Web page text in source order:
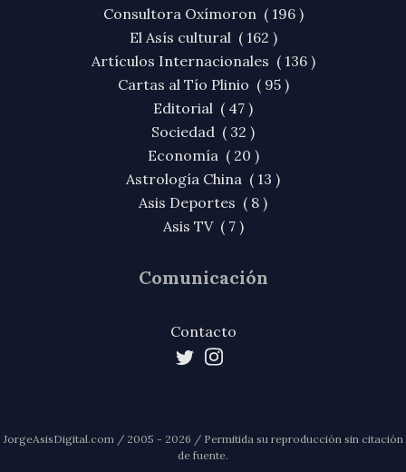
Consultora Oxímoron ( 196 )
El Asís cultural ( 162 )
Artículos Internacionales ( 136 )
Cartas al Tío Plinio ( 95 )
Editorial ( 47 )
Sociedad ( 32 )
Economía ( 20 )
Astrología China ( 13 )
Asis Deportes ( 8 )
Asis TV ( 7 )
Comunicación
Contacto
JorgeAsisDigital.com / 2005 - 2026 / Permitida su reproducción sin citación
de fuente.